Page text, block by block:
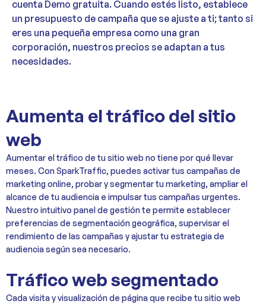
cuenta Demo gratuita. Cuando estés listo, establece
un presupuesto de campaña que se ajuste a ti; tanto si
eres una pequeña empresa como una gran
corporación, nuestros precios se adaptan a tus
necesidades.
Aumenta el tráfico del sitio
web
Aumentar el tráfico de tu sitio web no tiene por qué llevar
meses. Con SparkTraffic, puedes activar tus campañas de
marketing online, probar y segmentar tu marketing, ampliar el
alcance de tu audiencia e impulsar tus campañas urgentes.
Nuestro intuitivo panel de gestión te permite establecer
preferencias de segmentación geográfica, supervisar el
rendimiento de las campañas y ajustar tu estrategia de
audiencia según sea necesario.
Tráfico web segmentado
Cada visita y visualización de página que recibe tu sitio web